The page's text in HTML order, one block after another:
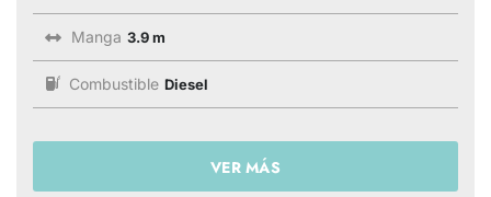
Manga 3.9 m
Combustible Diesel
VER MÁS